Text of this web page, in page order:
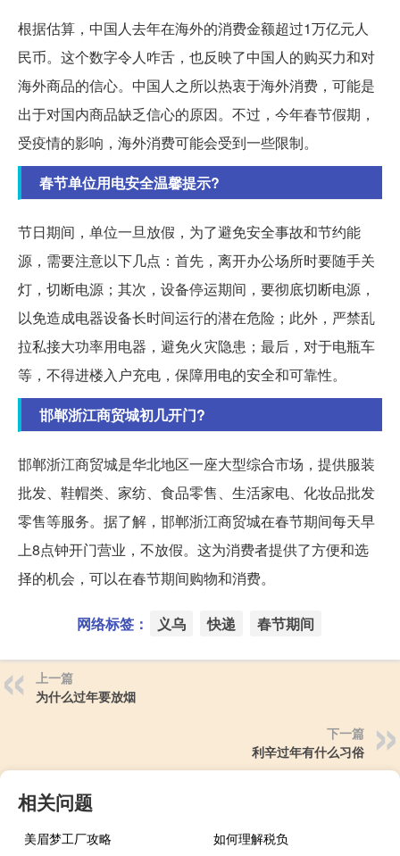
根据估算，中国人去年在海外的消费金额超过1万亿元人
民币。这个数字令人咋舌，也反映了中国人的购买力和对
海外商品的信心。中国人之所以热衷于海外消费，可能是
出于对国内商品缺乏信心的原因。不过，今年春节假期，
受疫情的影响，海外消费可能会受到一些限制。
春节单位用电安全温馨提示?
节日期间，单位一旦放假，为了避免安全事故和节约能
源，需要注意以下几点：首先，离开办公场所时要随手关
灯，切断电源；其次，设备停运期间，要彻底切断电源，
以免造成电器设备长时间运行的潜在危险；此外，严禁乱
拉私接大功率用电器，避免火灾隐患；最后，对于电瓶车
等，不得进楼入户充电，保障用电的安全和可靠性。
邯郸浙江商贸城初几开门?
邯郸浙江商贸城是华北地区一座大型综合市场，提供服装
批发、鞋帽类、家纺、食品零售、生活家电、化妆品批发
零售等服务。据了解，邯郸浙江商贸城在春节期间每天早
上8点钟开门营业，不放假。这为消费者提供了方便和选
择的机会，可以在春节期间购物和消费。
网络标签： 义乌 快递 春节期间
上一篇
为什么过年要放烟
下一篇
利辛过年有什么习俗
相关问题
美眉梦工厂攻略
如何理解税负